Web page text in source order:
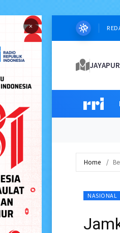
×
Home
NASIONAL